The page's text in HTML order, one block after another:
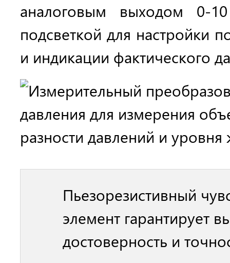
аналоговым выходом 0-
подсветкой для настройки
и индикации фактического
Пьезорезистивный
элемент гарантирует
достоверность и